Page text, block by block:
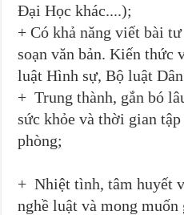
Đại Học khác....);
+ Có khả năng viết bài
soạn văn bản. Kiến thức
luật Hình sự, Bộ luật
+ Trung thành, gắn bó
sức khỏe và thời gian
phòng;
+ Nhiệt tình, tâm huyết
nghề luật và mong